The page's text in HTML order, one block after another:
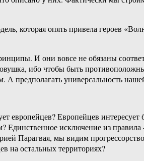
которая опять привела героев
И они вовсе не обязаны
ибо чтобы быть
предполагать универсальность
Европейцев интересует
Единственное исключение из
Парагвая, мы видим
на остальных территориях?